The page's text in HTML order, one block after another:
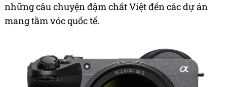
những câu chuyện đậm chất Việt đến các dự án
mang tầm vóc quốc tế.